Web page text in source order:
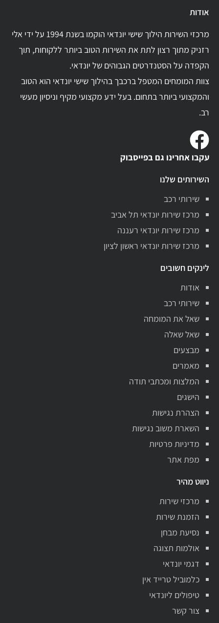
אודות
מרכזי השירות הילוך שישי יונדאי הוקמו בשנת 1994 על ידי אלי
רזניק מתוך רצון לתת את השירות הטוב ביותר ללקוחות, תוך
הקפדה על הסטנדרטים הגבוהים של יונדאי.
צוות המומחים המטפל ברכבך בהילוך שישי יונדאי הוא הטוב
והמקצועי ביותר בתחום. בעל ידע מקצועי מקיף וניסיון מעשי
רב.
עקבו אחרינו גם בפייסבוק
השירותים שלנו
שירותי רכב
מרכז שירות יונדאי תל אביב
מרכז שירות יונדאי רעננה
מרכז שירות יונדאי ראשון לציון
לינקים חשובים
אודות
שירותי רכב
שאל את המומחה
שאל שאלה
מבצעים
מאמרים
המלצות ומכתבי תודה
הישגים
הצהרת נגישות
השארת משוב נגישות
מדיניות פרטיות
מפת אתר
ניווט מהיר
מרכזי שירות
הזמנת שירות
נסיעת מבחן
אולמות תצוגה
דגמי יונדאי
כלמוביל טרייד אין
טיפולים ליונדאי
צור קשר